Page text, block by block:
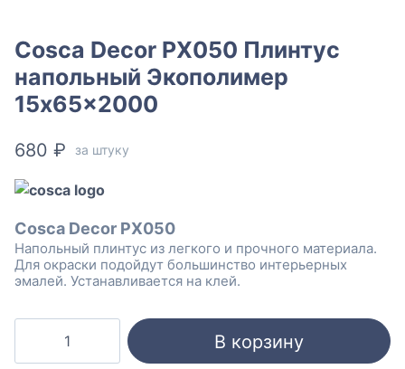
Cosca Decor PX050 Плинтус
напольный Экополимер
15x65x2000
680 ₽ за штуку
Cosca Decor PX050
Напольный плинтус из легкого и прочного материала.
Для окраски подойдут большинство интерьерных
эмалей. Устанавливается на клей.
В корзину